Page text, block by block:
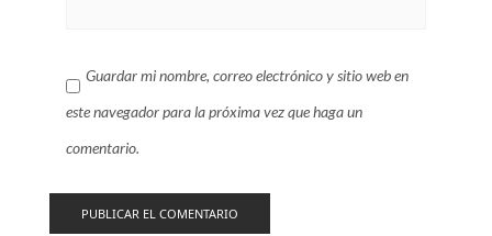
Guardar mi nombre, correo electrónico y sitio web en
este navegador para la próxima vez que haga un
comentario.